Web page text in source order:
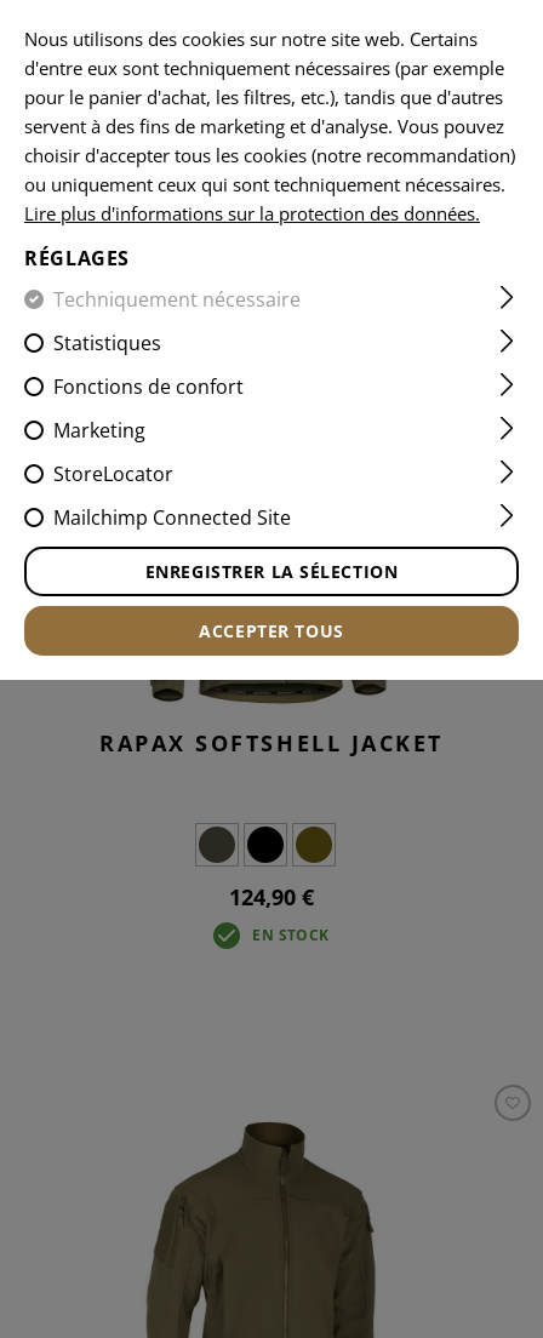
VESTES EN SOFTSHELL
ACCUEIL VÊTEMENTS VESTES VESTES EN SOFTSHELL
RAPAX SOFTSHELL JACKET
124,90 €
EN STOCK
Nous utilisons des cookies sur notre site web. Certains
d'entre eux sont techniquement nécessaires (par exemple
pour le panier d'achat, les filtres, etc.), tandis que d'autres
servent à des fins de marketing et d'analyse. Vous pouvez
choisir d'accepter tous les cookies (notre recommandation)
ou uniquement ceux qui sont techniquement nécessaires.
Lire plus d'informations sur la protection des données.
RÉGLAGES
Techniquement nécessaire
Statistiques
Fonctions de confort
Marketing
StoreLocator
Mailchimp Connected Site
ENREGISTRER LA SÉLECTION
ACCEPTER TOUS